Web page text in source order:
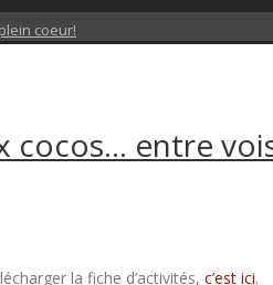
coeur!
cocos… entre
la fiche d’activités, c’est ici.